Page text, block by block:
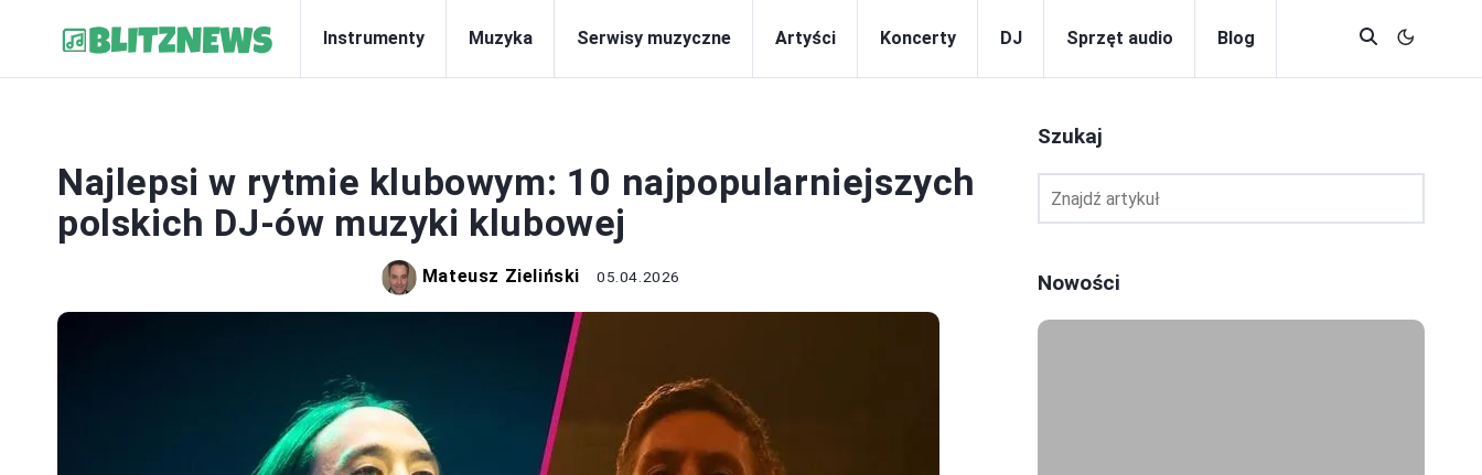
Instrumenty Muzyka Serwisy muzyczne Artyści Koncerty DJ Sprzęt audio Blog
Najlepsi w rytmie klubowym: 10 najpopularniejszych
polskich DJ-ów muzyki klubowej
Mateusz Zieliński 05.04.2026
Szukaj
Nowości